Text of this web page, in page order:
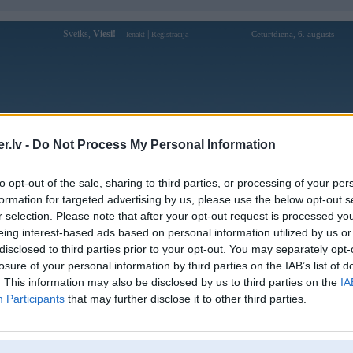
- Do Not Process My Personal Information
opt-out of the sale, sharing to third parties, or processing of your
for targeted advertising by us, please use the below opt-out
selection. Please note that after your opt-out request is processed
interest-based ads based on personal information utilized by us
to third parties prior to your opt-out. You may separately
of your personal information by third parties on the IAB’s list of
This information may also be disclosed by us to third parties on the
Participants that may further disclose it to other third parties.
Sveiks, Viesi! Ienākt Reģistrācija Ceturtdiena, 6. augusts
Forums Galerijas Reģistrācija Lietotāji
Lietotāja ralfsjanis profils
Pēdējo reizi manīts: 13. Sep 2019, 22:46
Lietotājvārds:
ralfsjanis
Braucu ar:
e39 525 tds
Ziņojumi forumā:
[Pēdējie ziņojumi forumā]